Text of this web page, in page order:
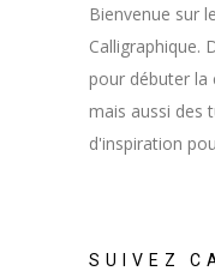
Bienvenue sur
Calligraphique.
pour débuter la
mais aussi des
d'inspiration
SUIVEZ